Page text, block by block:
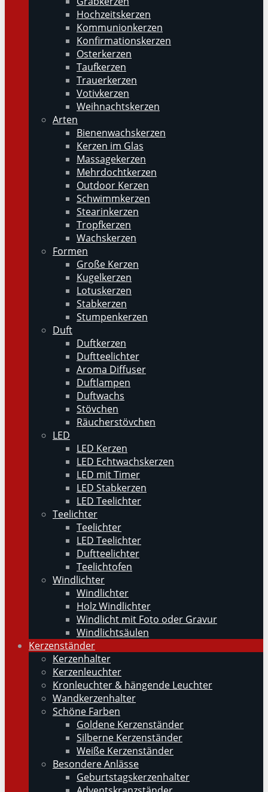
Hochzeitskerzen
Kommunionkerzen
Konfirmationskerzen
Osterkerzen
Taufkerzen
Trauerkerzen
Votivkerzen
Weihnachtskerzen
Arten
Bienenwachskerzen
Kerzen im Glas
Massagekerzen
Mehrdochtkerzen
Outdoor Kerzen
Schwimmkerzen
Stearinkerzen
Tropfkerzen
Wachskerzen
Formen
Große Kerzen
Kugelkerzen
Lotuskerzen
Stabkerzen
Stumpenkerzen
Duft
Duftkerzen
Duftteelichter
Aroma Diffuser
Duftlampen
Duftwachs
Stövchen
Räucherstövchen
LED
LED Kerzen
LED Echtwachskerzen
LED mit Timer
LED Stabkerzen
LED Teelichter
Teelichter
Teelichter
LED Teelichter
Duftteelichter
Teelichtofen
Windlichter
Windlichter
Holz Windlichter
Windlicht mit Foto oder Gravur
Windlichtsäulen
Kerzenständer
Kerzenhalter
Kerzenleuchter
Kronleuchter & hängende Leuchter
Wandkerzenhalter
Schöne Farben
Goldene Kerzenständer
Silberne Kerzenständer
Weiße Kerzenständer
Besondere Anlässe
Geburtstagskerzenhalter